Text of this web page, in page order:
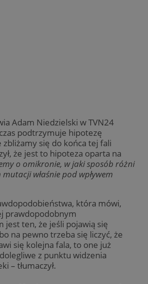
Adam Niedzielski w TVN24
czas podtrzymuje hipotezę
zbliżamy się do końca tej fali
że jest to hipoteza oparta na
o omikronie, w jaki sposób różni
właśnie pod wpływem
która mówi,
prawdopodobnym
jest ten, że jeśli pojawią się
na pewno trzeba się liczyć, że
się kolejna fala, to one już
z punktu widzenia
– tłumaczył.